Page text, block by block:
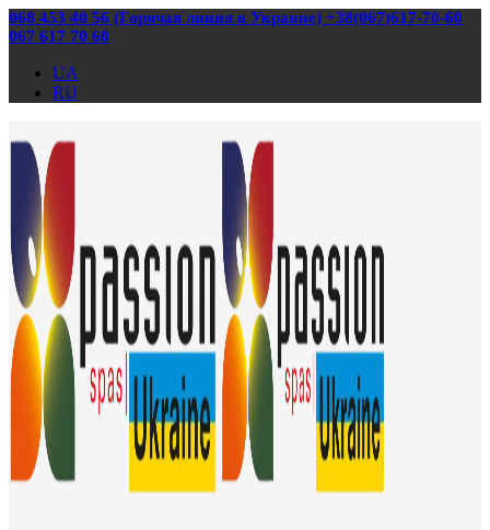
068 453 40 56 (Горячая линия в Украине) +38(067)617-70-60
067 617 70 60
UA
RU